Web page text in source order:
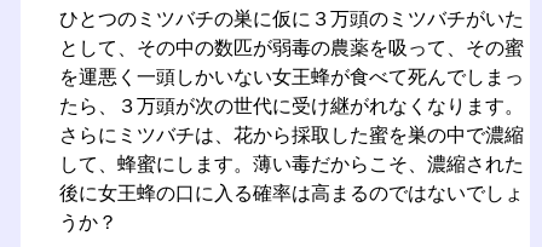
ひとつのミツバチの巣に仮に３万頭のミツバチがいた
として、その中の数匹が弱毒の農薬を吸って、その蜜
を運悪く一頭しかいない女王蜂が食べて死んでしまっ
たら、３万頭が次の世代に受け継がれなくなります。
さらにミツバチは、花から採取した蜜を巣の中で濃縮
して、蜂蜜にします。薄い毒だからこそ、濃縮された
後に女王蜂の口に入る確率は高まるのではないでしょ
うか？